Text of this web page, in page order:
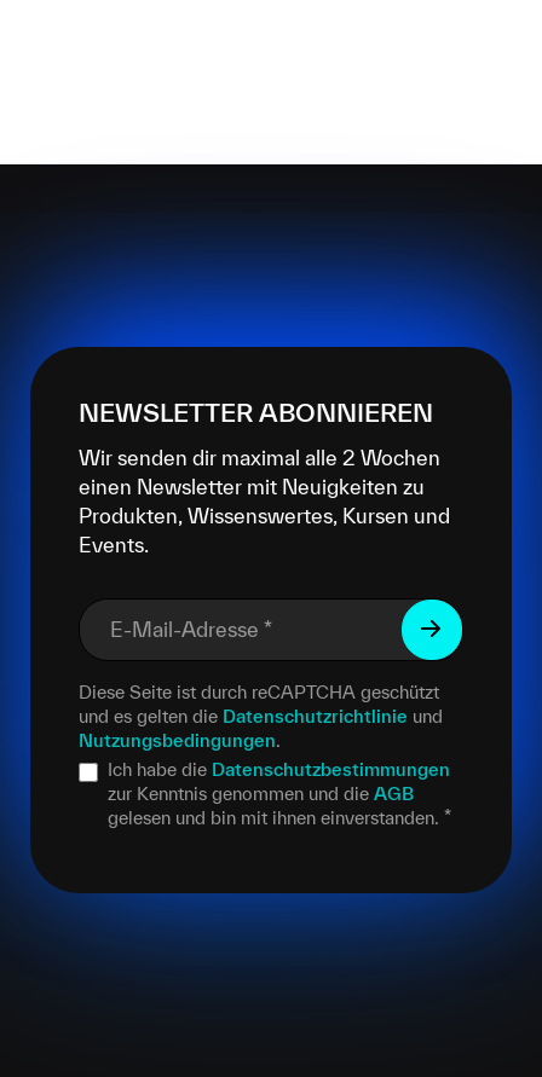
NEWSLETTER ABONNIEREN
Wir senden dir maximal alle 2 Wochen
einen Newsletter mit Neuigkeiten zu
Produkten, Wissenswertes, Kursen und
Events.
E-Mail-Adresse *
Diese Seite ist durch reCAPTCHA geschützt
und es gelten die Datenschutzrichtlinie und
Nutzungsbedingungen.
Ich habe die Datenschutzbestimmungen
zur Kenntnis genommen und die AGB
gelesen und bin mit ihnen einverstanden. *